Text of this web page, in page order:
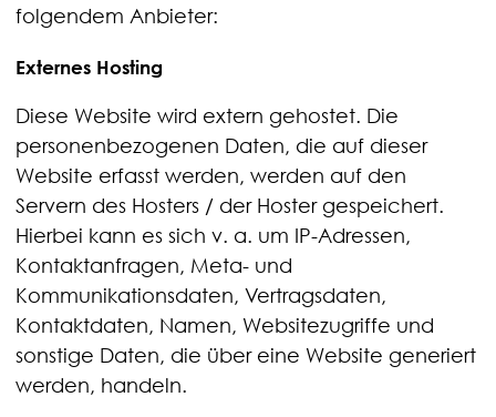
folgendem Anbieter:
Externes Hosting
Diese Website wird extern gehostet. Die
personenbezogenen Daten, die auf dieser
Website erfasst werden, werden auf den
Servern des Hosters / der Hoster gespeichert.
Hierbei kann es sich v. a. um IP-Adressen,
Kontaktanfragen, Meta- und
Kommunikationsdaten, Vertragsdaten,
Kontaktdaten, Namen, Websitezugriffe und
sonstige Daten, die über eine Website generiert
werden, handeln.